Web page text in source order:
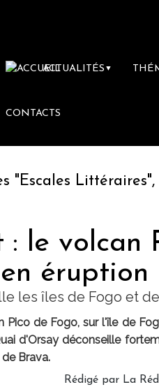
ACTUALITÉS ▼
CONTACTS
Littéraires",
: le volcan
éruption
les îles de Fogo et
Pico de Fogo, sur l'île de
d'Orsay déconseille
Brava.
Rédigé par La